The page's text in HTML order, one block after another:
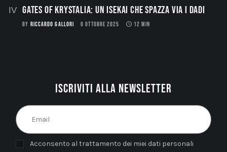
Gates of Krystalia: Un Isekai che spazza via i dadi
BY RICCARDO GALLORI 6 OTTOBRE 2025 12 MIN
Iscriviti alla newsletter
Acconsento al trattamento dei miei dati personali